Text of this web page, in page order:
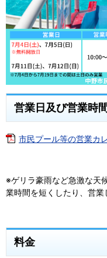
営業日及び営業時
市民プール等の営業カ
※ゲリラ豪雨など急激な天
業時間を短くしたり、営業
料金